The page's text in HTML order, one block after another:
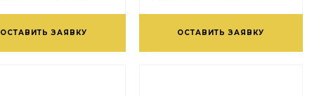
ОСТАВИТЬ ЗАЯВКУ ОСТАВИТЬ ЗАЯВКУ